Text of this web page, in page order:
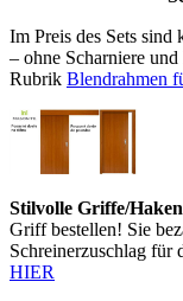
Im Preis des Sets
– ohne Scharniere
Rubrik Blendrahmen
Stilvolle Griffe/Haken
Griff bestellen! Sie
Schreinerzuschlag für
HIER